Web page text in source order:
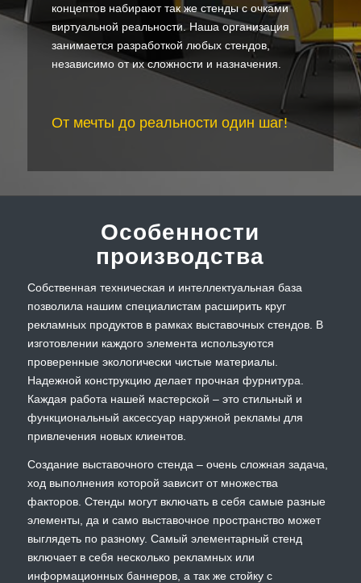
концептов набирают так же стенды с очками
виртуальной реальности. Наша организация
занимается разработкой любых стендов,
независимо от их сложности и назначения.
От мечты до реальности один шаг!
Особенности
производства
Собственная техническая и интеллектуальная база
позволила нашим специалистам расширить круг
рекламных продуктов в рамках выставочных стендов. В
изготовлении каждого элемента используются
проверенные экологически чистые материалы.
Надежной конструкцию делает прочная фурнитура.
Каждая работа нашей мастерской – это стильный и
функциональный аксессуар наружной рекламы для
привлечения новых клиентов.
Создание выставочного стенда – очень сложная задача,
ход выполнения которой зависит от множества
факторов. Стенды могут включать в себя самые разные
элементы, да и само выставочное пространство может
выглядеть по разному. Самый элементарный стенд
включает в себя несколько рекламных или
информационных баннеров, а так же стойку с